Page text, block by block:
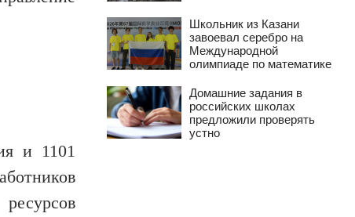
и 1101
Школьник из Казани
завоевал серебро на
Международной
олимпиаде по математике
Домашние задания в
российских школах
предложили проверять
устно